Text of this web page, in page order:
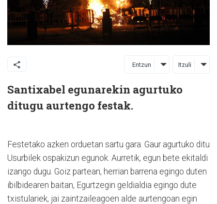
Entzun Itzuli
Santixabel egunarekin agurtuko
ditugu aurtengo festak.
Festetako azken orduetan sartu gara. Gaur agurtuko ditu
Usurbilek ospakizun egunok. Aurretik, egun bete ekitaldi
izango dugu. Goiz partean, herrian barrena egingo duten
ibilbidearen baitan, Egurtzegin geldialdia egingo dute
txistulariek, jai zaintzaileagoen alde aurtengoan egin